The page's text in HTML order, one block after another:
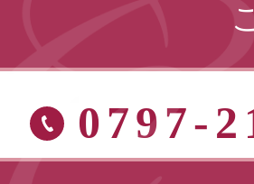
0797-